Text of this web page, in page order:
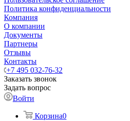
Политика конфиденциальности
Компания
О компании
Документы
Партнеры
Отзывы
Контакты
+7 495 032-76-32
Заказать звонок
Задать вопрос
Войти
Корзина0